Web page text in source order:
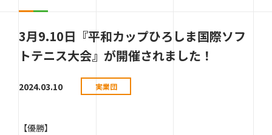
3月9.10日『平和カップひろしま国際ソフ
トテニス大会』が開催されました！
2024.03.10 実業団
【優勝】